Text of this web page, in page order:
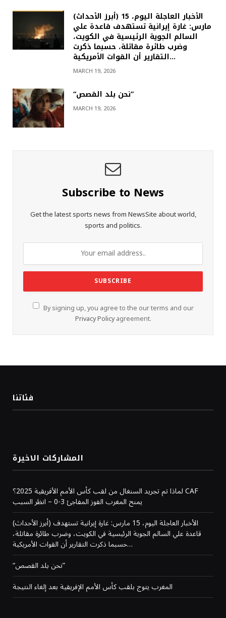
(أبرز الأحداث) الأخبار العاجلة اليوم، 15
مارس: غارة إيرانية تستهدف قاعدة علي
السالم الجوية الرئيسية في الكويت،
وضرب طائرة مقاتلة، حسبما ذكرت
التقارير أن القوات الأمريكية…
MARCH 19, 2026
“نحن بلد القصص”
MARCH 19, 2026
Subscribe to News
Get the latest sports news from NewsSite about world,
sports and politics.
By signing up, you agree to the our terms and our
Privacy Policyagreement.
فئاتنا
المشاركات الاخيرة
لماذا تم تجريد السنغال من لقب كأس الأمم الأفريقية 2025؟ CAF
يمنح المغرب الفوز المفاجئ 3-0 – انظر السبب
(أبرز الأحداث) الأخبار العاجلة اليوم، 15 مارس: غارة إيرانية تستهدف
قاعدة علي السالم الجوية الرئيسية في الكويت، وضرب طائرة مقاتلة،
حسبما ذكرت التقارير أن القوات الأمريكية…
“نحن بلد القصص”
المغرب يتوج بلقب كأس الأمم الإفريقية بعد إلغاء النتيجة